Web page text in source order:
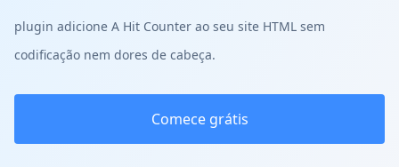
plugin adicione A Hit Counter ao seu site HTML sem
codificação nem dores de cabeça.
Comece grátis